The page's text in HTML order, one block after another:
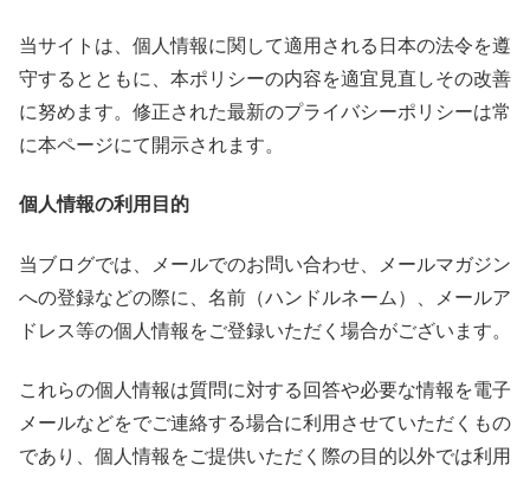
当サイトは、個人情報に関して適用される日本の法令を遵
守するとともに、本ポリシーの内容を適宜見直しその改善
に努めます。修正された最新のプライバシーポリシーは常
に本ページにて開示されます。
個人情報の利用目的
当ブログでは、メールでのお問い合わせ、メールマガジン
への登録などの際に、名前（ハンドルネーム）、メールア
ドレス等の個人情報をご登録いただく場合がございます。
これらの個人情報は質問に対する回答や必要な情報を電子
メールなどをでご連絡する場合に利用させていただくもの
であり、個人情報をご提供いただく際の目的以外では利用